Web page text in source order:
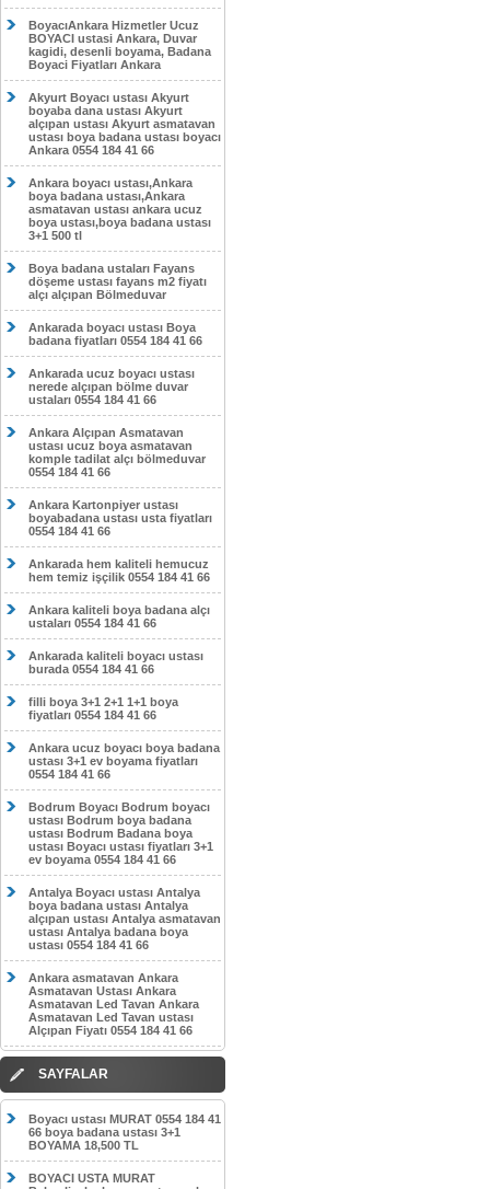
BoyacıAnkara Hizmetler Ucuz
BOYACI ustasi Ankara, Duvar
kagidi, desenli boyama, Badana
Boyaci Fiyatları Ankara
Akyurt Boyacı ustası Akyurt
boyaba dana ustası Akyurt
alçıpan ustası Akyurt asmatavan
ustası boya badana ustası boyacı
Ankara 0554 184 41 66
Ankara boyacı ustası,Ankara
boya badana ustası,Ankara
asmatavan ustası ankara ucuz
boya ustası,boya badana ustası
3+1 500 tl
Boya badana ustaları Fayans
döşeme ustası fayans m2 fiyatı
alçı alçıpan Bölmeduvar
Ankarada boyacı ustası Boya
badana fiyatları 0554 184 41 66
Ankarada ucuz boyacı ustası
nerede alçıpan bölme duvar
ustaları 0554 184 41 66
Ankara Alçıpan Asmatavan
ustası ucuz boya asmatavan
komple tadilat alçı bölmeduvar
0554 184 41 66
Ankara Kartonpiyer ustası
boyabadana ustası usta fiyatları
0554 184 41 66
Ankarada hem kaliteli hemucuz
hem temiz işçilik 0554 184 41 66
Ankara kaliteli boya badana alçı
ustaları 0554 184 41 66
Ankarada kaliteli boyacı ustası
burada 0554 184 41 66
filli boya 3+1 2+1 1+1 boya
fiyatları 0554 184 41 66
Ankara ucuz boyacı boya badana
ustası 3+1 ev boyama fiyatları
0554 184 41 66
Bodrum Boyacı Bodrum boyacı
ustası Bodrum boya badana
ustası Bodrum Badana boya
ustası Boyacı ustası fiyatları 3+1
ev boyama 0554 184 41 66
Antalya Boyacı ustası Antalya
boya badana ustası Antalya
alçıpan ustası Antalya asmatavan
ustası Antalya badana boya
ustası 0554 184 41 66
Ankara asmatavan Ankara
Asmatavan Ustası Ankara
Asmatavan Led Tavan Ankara
Asmatavan Led Tavan ustası
Alçıpan Fiyatı 0554 184 41 66
SAYFALAR
Boyacı ustası MURAT 0554 184 41
66 boya badana ustası 3+1
BOYAMA 18,500 TL
BOYACI USTA MURAT